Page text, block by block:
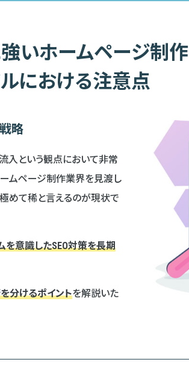
強いホームページ制作
における注意点
略
入という観点において非常
ームページ制作業界を見渡し
めて稀と言えるのが現状で
意識したSEO対策を長期
分けるポイントを解説いた